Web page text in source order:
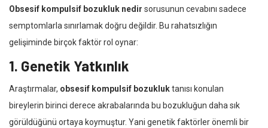
Obsesif kompulsif bozukluk nedir sorusunun cevabını sadece
semptomlarla sınırlamak doğru değildir. Bu rahatsızlığın
gelişiminde birçok faktör rol oynar:
1. Genetik Yatkınlık
Araştırmalar, obsesif kompulsif bozukluktanısı konulan
bireylerin birinci derece akrabalarında bu bozukluğun daha sık
görüldüğünü ortaya koymuştur. Yani genetik faktörler önemli bir